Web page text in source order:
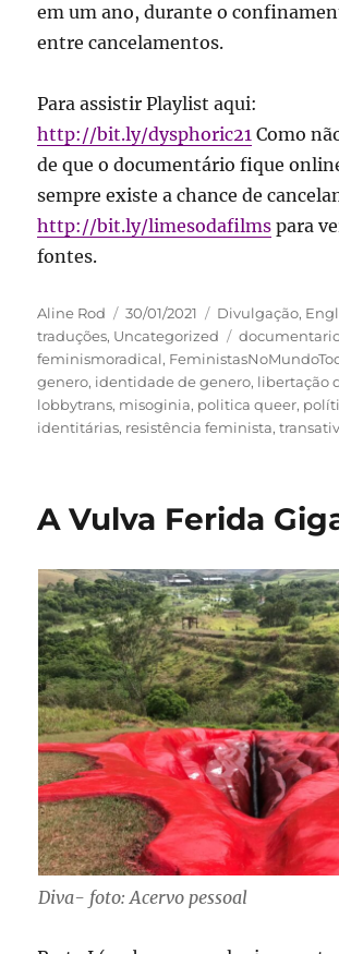
em um ano, durante o
entre cancelamentos.
Para assistir Playlist aqui:
http://bit.ly/dysphoric21 Como
de que o documentário fique
sempre existe a chance de
http://bit.ly/limesodafilms para
fontes.
Autor
Aline Rod
Publicado
em
30/01/2021 Categorias
Divulgação,
traduções, Uncategorized Tags
feminismoradical,
genero, identidade de genero, libertação
lobbytrans, misoginia, politica queer,
identitárias, resistência feminista,
A Vulva Ferida
Diva- foto: Acervo pessoal